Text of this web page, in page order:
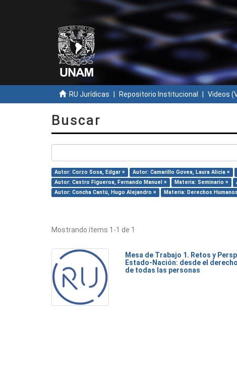
RU Jurídicas Repositorio Institucional Videos
Buscar
Autor: Corzo Sosa, Edgar × Autor: Camarillo Govea, Laura Alicia ×
Autor: Castro Figueroa, Fernando Manuel ×
Materia: Seminario ×
Autor: Concha Cantú, Hugo Alejandro ×
Materia: Derechos
Mostrando ítems 1-1 de 1
Mesa de Trabajo 1. Retos y
Estado-Nación: desde el
de todas las personas